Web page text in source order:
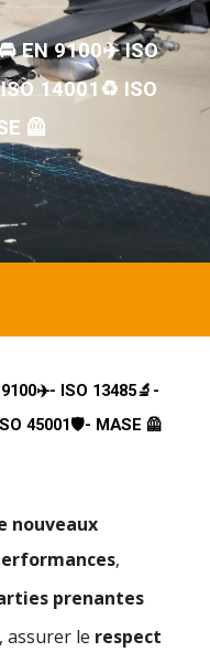
EN 9100✈️ ISO
ISO 14001♻️ ISO
🦺
ISO 13485🔬-
45001🛡️- MASE 🦺
nouveaux
,
prenantes
, assurer le respect